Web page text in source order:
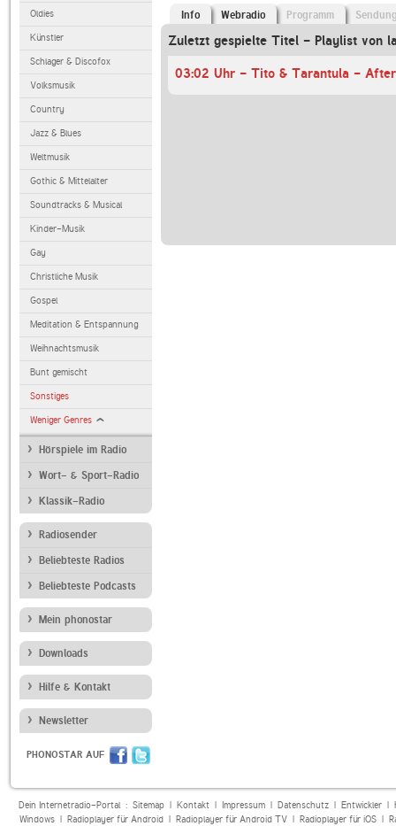
Oldies
Künstler
Schlager & Discofox
Volksmusik
Country
Jazz & Blues
Weltmusik
Gothic & Mittelalter
Soundtracks & Musical
Kinder-Musik
Gay
Christliche Musik
Gospel
Meditation & Entspannung
Weihnachtsmusik
Bunt gemischt
Sonstiges
Weniger Genres
Hörspiele im Radio
Wort- & Sport-Radio
Klassik-Radio
Radiosender
Beliebteste Radios
Beliebteste Podcasts
Mein phonostar
Downloads
Hilfe & Kontakt
Newsletter
PHONOSTAR AUF
Info Webradio Programm
Zuletzt gespielte Titel - Playlist von
03:02 Uhr - Tito & Tarantula -
Dein Internetradio-Portal : Sitemap| Kontakt| Impressum| Datenschutz| Entwickler|
Windows| Radioplayer für Android| Radioplayer für Android TV| Radioplayer für iOS|